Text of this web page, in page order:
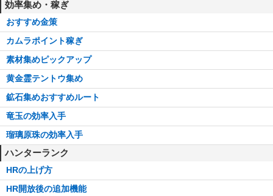
効率集め・稼ぎ
おすすめ金策
カムラポイント稼ぎ
素材集めピックアップ
黄金霊テントウ集め
鉱石集めおすすめルート
竜玉の効率入手
瑠璃原珠の効率入手
ハンターランク
HRの上げ方
HR開放後の追加機能